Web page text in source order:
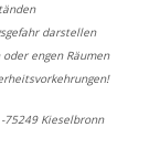
darstellen
engen Räumen
75249 Kieselbronn